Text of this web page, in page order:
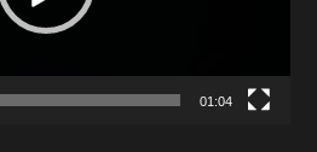
01:04